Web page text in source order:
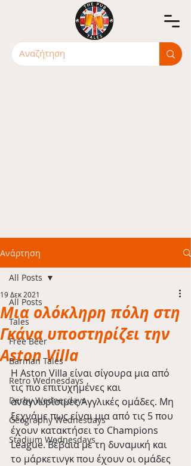
Ανάρτηση
All Posts
Tales
Free Beer
Barman Tales
Retro Wednesdays
Derby Wednesdays
Geography Wednesdays
Stadium Wednesdays
All Posts
Μια ολόκληρη πόλη στη
Γκάνα υποστηρίζει την
Aston Villa
19 Δεκ 2021
Η Aston Villa είναι σίγουρα μια από
τις πιο επιτυχημένες και
αναγνωρίσιμες Αγγλικές ομάδες. Μη
ξεχνάμε πως είναι μια από τις 5 που
έχουν κατακτήσει το Champions
League. Βέβαια με τη δυναμική και
το μάρκετινγκ που έχουν οι ομάδες